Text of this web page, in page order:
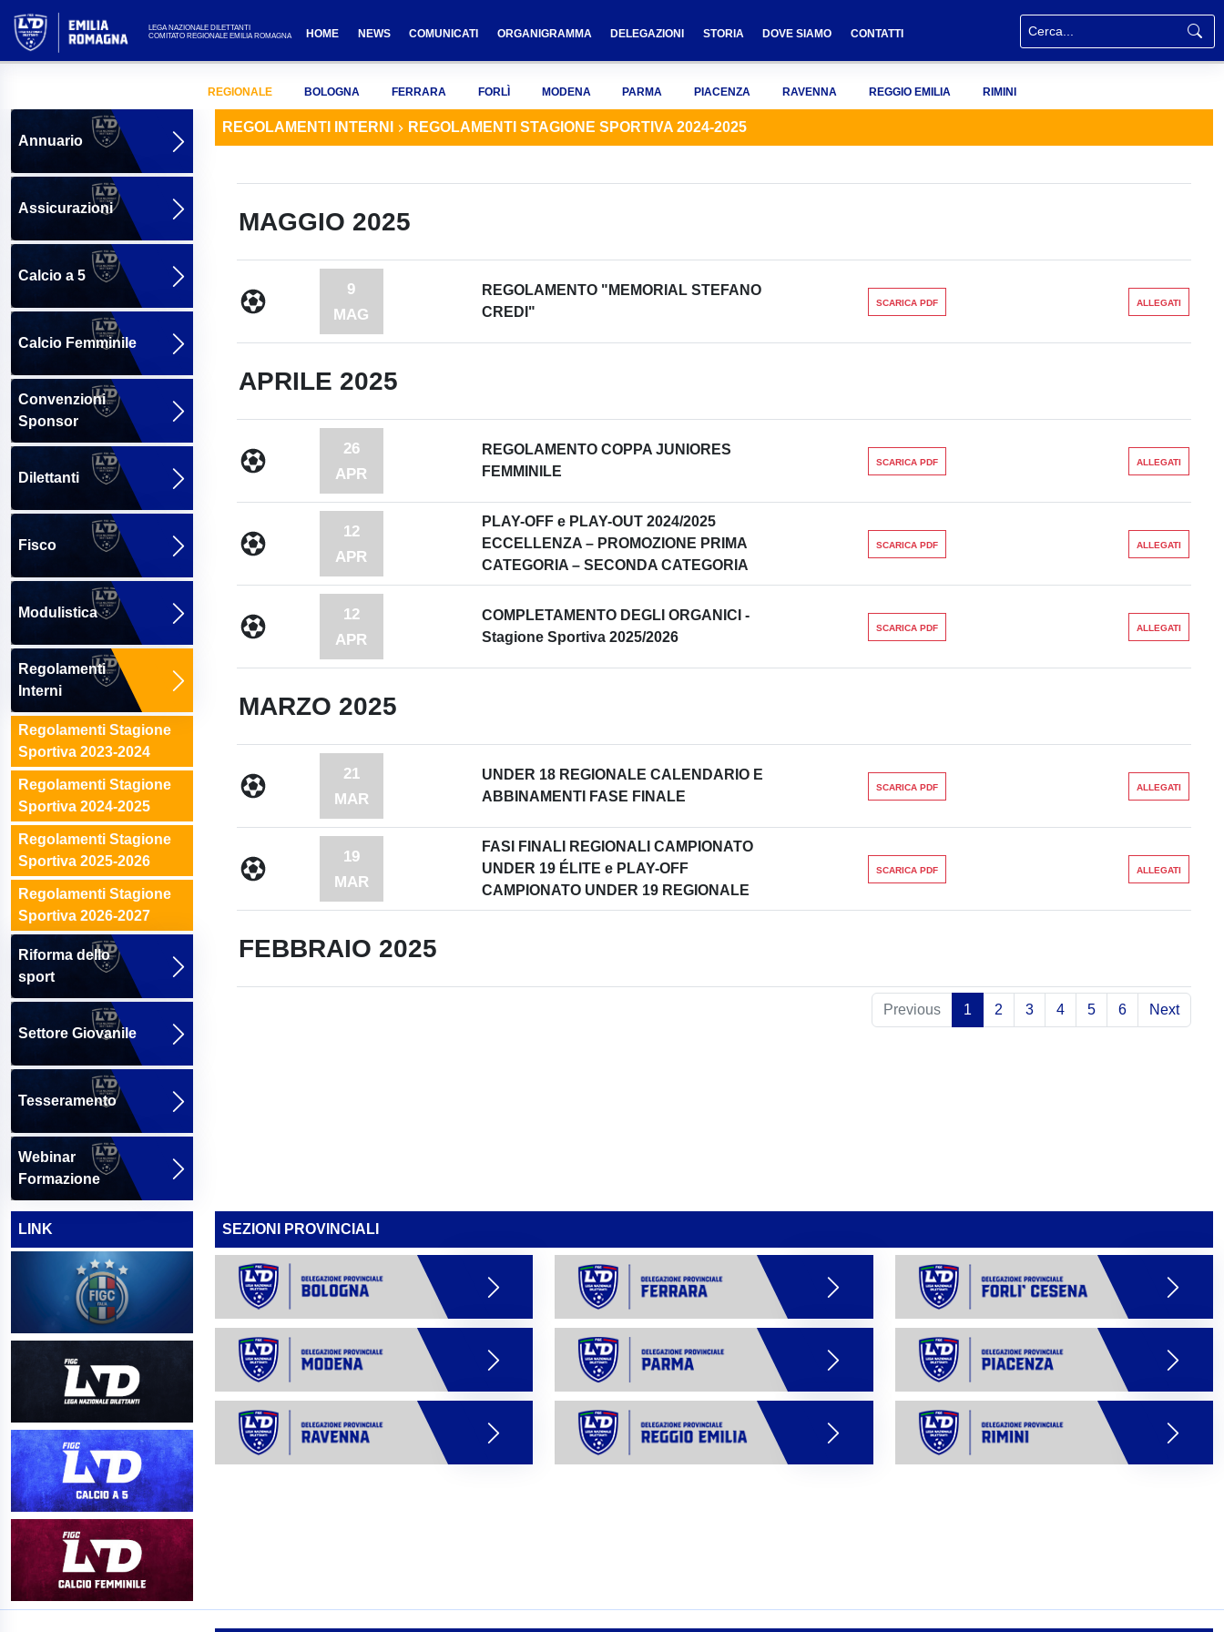
LEGA NAZIONALE DILETTANTI
COMITATO REGIONALE EMILIA ROMAGNA
HOME NEWS COMUNICATI ORGANIGRAMMA DELEGAZIONI STORIA DOVE SIAMO CONTATTI
REGIONALE BOLOGNA FERRARA FORLÌ MODENA PARMA PIACENZA RAVENNA REGGIO EMILIA RIMINI
Annuario
Assicurazioni
Calcio a 5
Calcio Femminile
Convenzioni
Sponsor
Dilettanti
Fisco
Modulistica
Regolamenti
Interni
Regolamenti Stagione
Sportiva 2023-2024
Regolamenti Stagione
Sportiva 2024-2025
Regolamenti Stagione
Sportiva 2025-2026
Regolamenti Stagione
Sportiva 2026-2027
Riforma dello
sport
Settore Giovanile
Tesseramento
Webinar
Formazione
REGOLAMENTI INTERNI REGOLAMENTI STAGIONE SPORTIVA 2024-2025
MAGGIO 2025
9
MAG
REGOLAMENTO "MEMORIAL STEFANO
CREDI"
SCARICA PDF ALLEGATI
APRILE 2025
26
APR
REGOLAMENTO COPPA JUNIORES
FEMMINILE
SCARICA PDF ALLEGATI
12
APR
PLAY-OFF e PLAY-OUT 2024/2025
ECCELLENZA – PROMOZIONE PRIMA
CATEGORIA – SECONDA CATEGORIA
SCARICA PDF ALLEGATI
12
APR
COMPLETAMENTO DEGLI ORGANICI -
Stagione Sportiva 2025/2026
SCARICA PDF ALLEGATI
MARZO 2025
21
MAR
UNDER 18 REGIONALE CALENDARIO E
ABBINAMENTI FASE FINALE
SCARICA PDF ALLEGATI
19
MAR
FASI FINALI REGIONALI CAMPIONATO
UNDER 19 ÉLITE e PLAY-OFF
CAMPIONATO UNDER 19 REGIONALE
SCARICA PDF ALLEGATI
FEBBRAIO 2025
Previous 1 2 3 4 5 6 Next
LINK SEZIONI PROVINCIALI